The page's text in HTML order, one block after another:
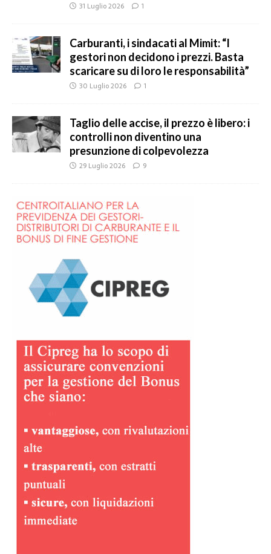
31 Luglio 2026 1
Carburanti, i sindacati al Mimit: “I
gestori non decidono i prezzi. Basta
scaricare su di loro le responsabilità”
30 Luglio 2026 1
Taglio delle accise, il prezzo è libero: i
controlli non diventino una
presunzione di colpevolezza
29 Luglio 2026 9